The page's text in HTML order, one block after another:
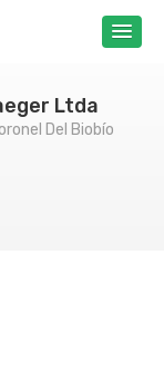
Ltda
Del Biobío